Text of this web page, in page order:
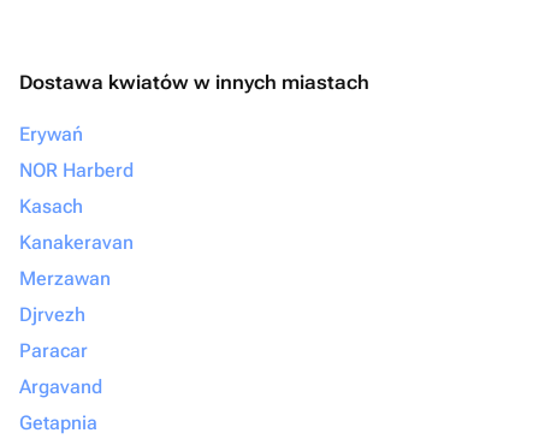
Dostawa kwiatów w innych miastach
Erywań
NOR Harberd
Kasach
Kanakeravan
Merzawan
Djrvezh
Paracar
Argavand
Getapnia